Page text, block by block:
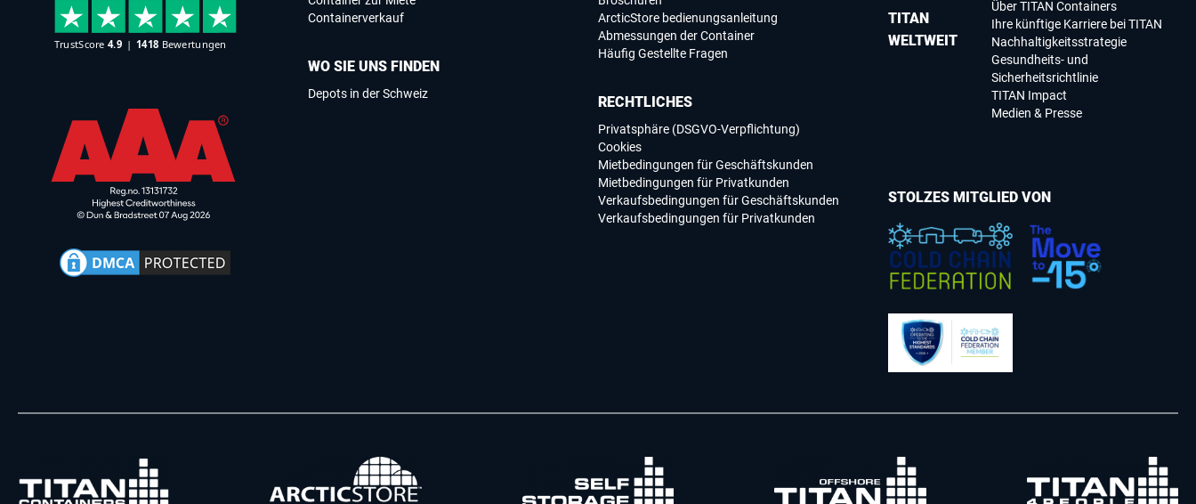
Containerverkauf
WO SIE UNS FINDEN
Depots in der Schweiz
TITAN
WELTWEIT
Über TITAN Containers
Ihre künftige Karriere bei TITAN
Nachhaltigkeitsstrategie
Gesundheits- und
Sicherheitsrichtlinie
TITAN Impact
Medien & Presse
ArcticStore bedienungsanleitung
Abmessungen der Container
Häufig Gestellte Fragen
RECHTLICHES
Privatsphäre (DSGVO-Verpflichtung)
Cookies
Mietbedingungen für Geschäftskunden
Mietbedingungen für Privatkunden
Verkaufsbedingungen für Geschäftskunden
Verkaufsbedingungen für Privatkunden
STOLZES MITGLIED VON